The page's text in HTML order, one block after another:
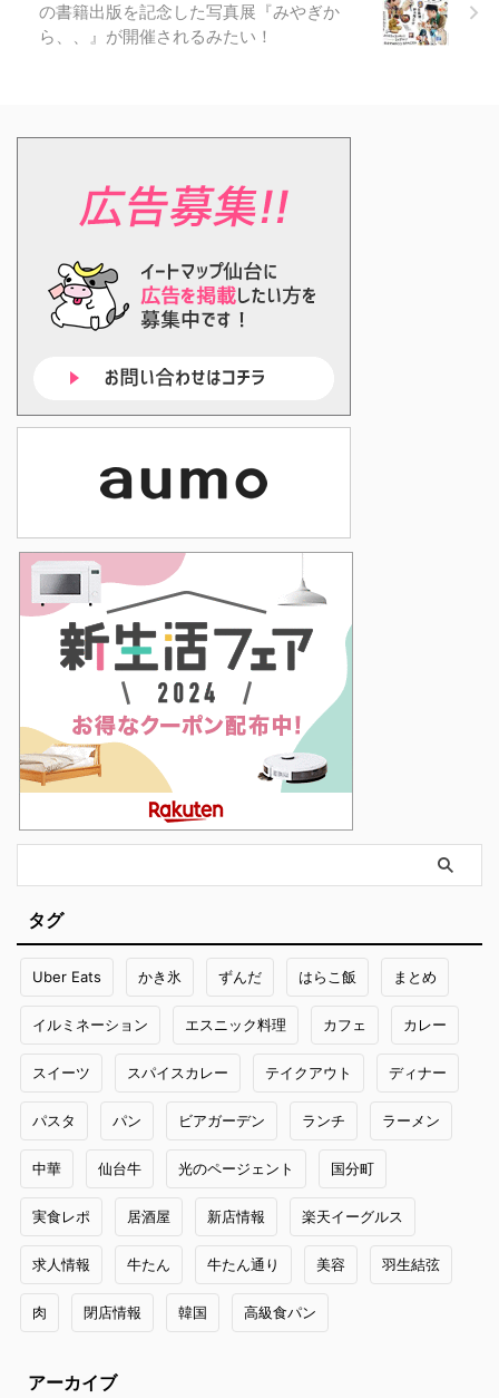
の書籍出版を記念した写真展『みやぎか
ら、、』が開催されるみたい！
タグ
Uber Eats かき氷 ずんだ はらこ飯 まとめ
イルミネーション エスニック料理 カフェ カレー
スイーツ スパイスカレー テイクアウト ディナー
パスタ パン ビアガーデン ランチ ラーメン
中華 仙台牛 光のページェント 国分町
実食レポ 居酒屋 新店情報 楽天イーグルス
求人情報 牛たん 牛たん通り 美容 羽生結弦
肉 閉店情報 韓国 高級食パン
アーカイブ